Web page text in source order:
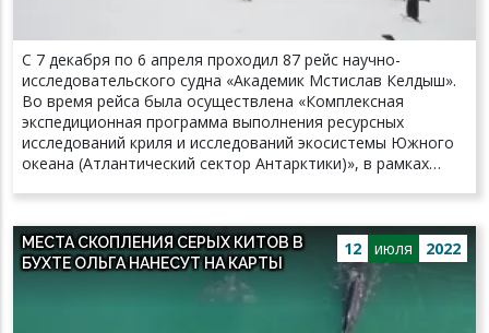
С 7 декабря по 6 апреля проходил 87 рейс научно-
исследовательского судна «Академик Мстислав Келдыш».
Во время рейса была осуществлена «Комплексная
экспедиционная программа выполнения ресурсных
исследований криля и исследований экосистемы Южного
океана (Атлантический сектор Антарктики)», в рамках
млекопитающими и птицами. Точкой старта рейса стал
порт города Калининград – там же и закончилась
экспедиция. В экспедиции принимали участие ученые
Института проблем экологии и эволюции им.А. Н.
Северцова РАН Павел Чукмасов, Андрей Третьяков,
Лариса Третьякова. В наблюдениях так же принимал
участие научный сотрудник ИО РАН к.б.н. Антон
12 июля 2022
МЕСТА СКОПЛЕНИЯ СЕРЫХ КИТОВ В
БУХТЕ ОЛЬГА НАНЕСУТ НА КАРТЫ